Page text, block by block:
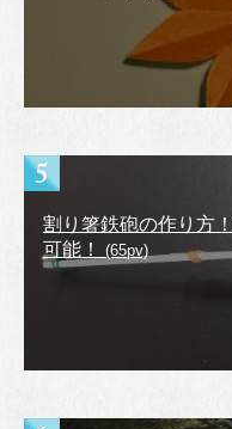
割り箸鉄砲の作り方
可能！
(65pv)